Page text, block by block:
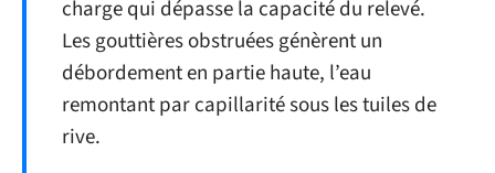
charge qui dépasse la capacité du relevé.
Les gouttières obstruées génèrent un
débordement en partie haute, l’eau
remontant par capillarité sous les tuiles de
rive.